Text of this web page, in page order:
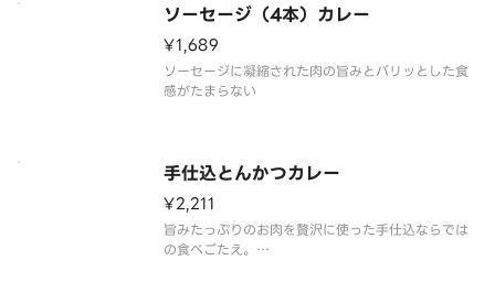
ソーセージ（4本）カレー
¥1,689
ソーセージに凝縮された肉の旨みとパリッとした食
感がたまらない
手仕込とんかつカレー
¥2,211
旨みたっぷりのお肉を贅沢に使った手仕込ならでは
の食べごたえ。